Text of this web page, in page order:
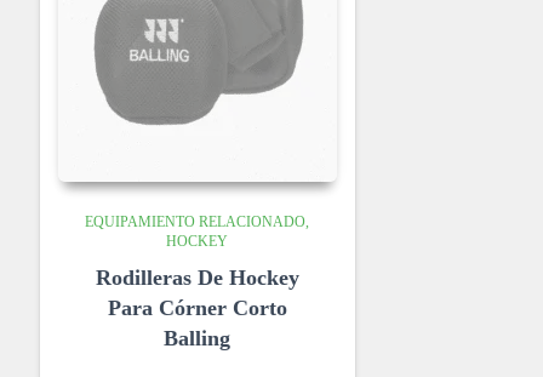
EQUIPAMIENTO RELACIONADO
HOCKEY
Rodilleras De Hockey
Para Córner Corto
Balling